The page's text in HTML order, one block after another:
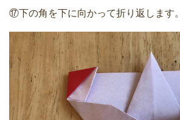
⑰下の角を下に向かって折り返します。